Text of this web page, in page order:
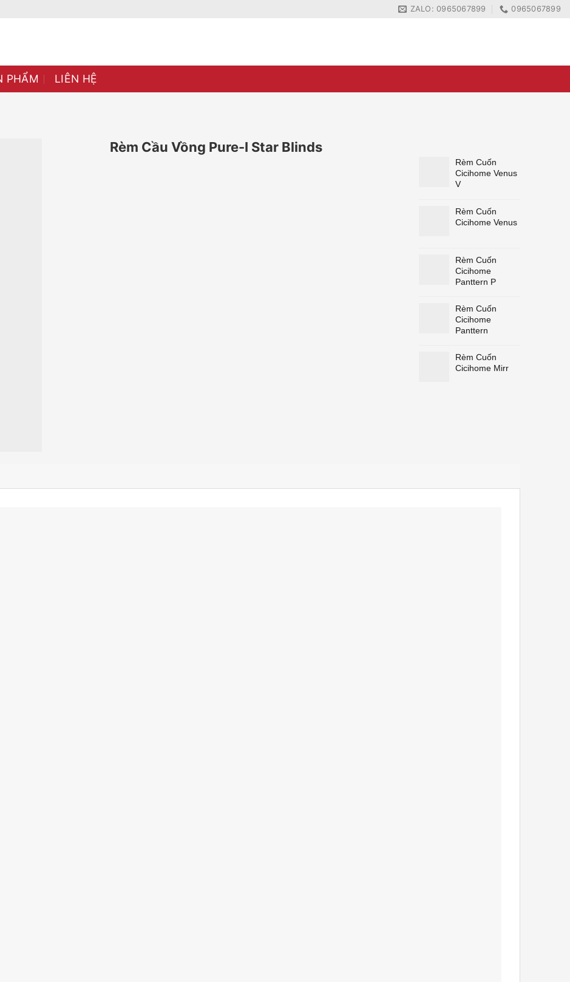
ZALO: 0965067899 0965067899
PHẨM LIÊN HỆ
Rèm Cầu Vồng Pure-I Star Blinds
Rèm Cuốn
Cicihome Venus
V
Rèm Cuốn
Cicihome Venus
Rèm Cuốn
Cicihome
Panttern P
Rèm Cuốn
Cicihome
Panttern
Rèm Cuốn
Cicihome Mirr